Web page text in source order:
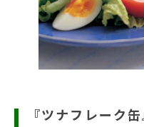
『ツナフレーク